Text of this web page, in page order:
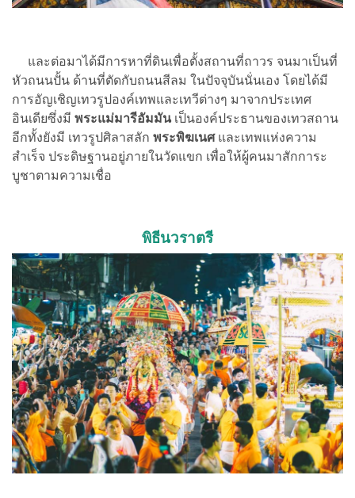
และต่อมาได้มีการหาที่ดินเพื่อตั้งสถานที่ถาวร จนมาเป็นที่
หัวถนนปั้น ด้านที่ตัดกับถนนสีลม ในปัจจุบันนั่นเอง โดยได้มี
การอัญเชิญเทวรูปองค์เทพและเทวีต่างๆ มาจากประเทศ
อินเดียซึ่งมี พระแม่มารีอัมมันเป็นองค์ประธานของเทวสถาน
อีกทั้งยังมี เทวรูปศิลาสลัก พระพิฆเนศ และเทพแห่งความ
สำเร็จ ประดิษฐานอยู่ภายในวัดแขก เพื่อให้ผู้คนมาสักการะ
บูชาตามความเชื่อ
พิธีนวราตรี